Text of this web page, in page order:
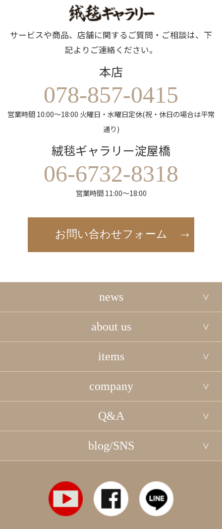
サービスや商品、店舗に関するご質問・ご相談は、下
記よりご連絡ください。
本店
078-857-0415
営業時間 10:00～18:00 火曜日・水曜日定休(祝・休日の場合は平常
通り)
絨毯ギャラリー淀屋橋
06-6732-8318
営業時間 11:00～18:00
お問い合わせフォーム
news
about us
items
company
Q&A
blog/SNS